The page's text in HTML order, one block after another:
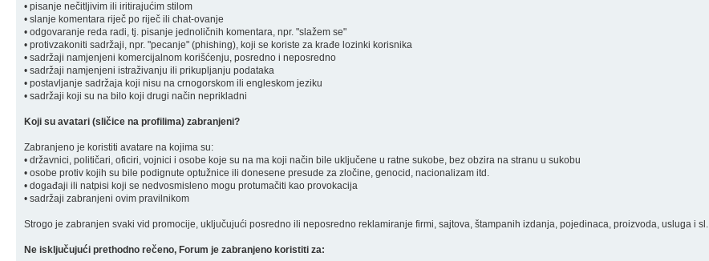
• pisanje nečitljivim ili iritirajućim stilom
• slanje komentara riječ po riječ ili chat-ovanje
• odgovaranje reda radi, tj. pisanje jednoličnih komentara, npr. "slažem se"
• protivzakoniti sadržaji, npr. "pecanje" (phishing), koji se koriste za krađe lozinki korisnika
• sadržaji namjenjeni komercijalnom korišćenju, posredno i neposredno
• sadržaji namjenjeni istraživanju ili prikupljanju podataka
• postavljanje sadržaja koji nisu na crnogorskom ili engleskom jeziku
• sadržaji koji su na bilo koji drugi način neprikladni
Koji su avatari (sličice na profilima) zabranjeni?
Zabranjeno je koristiti avatare na kojima su:
• državnici, političari, oficiri, vojnici i osobe koje su na ma koji način bile uključene u ratne sukobe, bez obzira na stranu u sukobu
• osobe protiv kojih su bile podignute optužnice ili donesene presude za zločine, genocid, nacionalizam itd.
• događaji ili natpisi koji se nedvosmisleno mogu protumačiti kao provokacija
• sadržaji zabranjeni ovim pravilnikom
Strogo je zabranjen svaki vid promocije, uključujući posredno ili neposredno reklamiranje firmi, sajtova, štampanih izdanja, pojedinaca, proizvoda, usluga i sl.
Ne isključujući prethodno rečeno, Forum je zabranjeno koristiti za: